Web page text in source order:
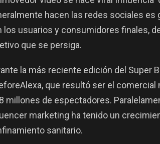
hacen las redes sociales es
los usuarios y consumidores finales,
que se persiga.
la más reciente edición del Super
que resultó ser el
millones de espectadores.
marketing ha tenido un
sanitario.